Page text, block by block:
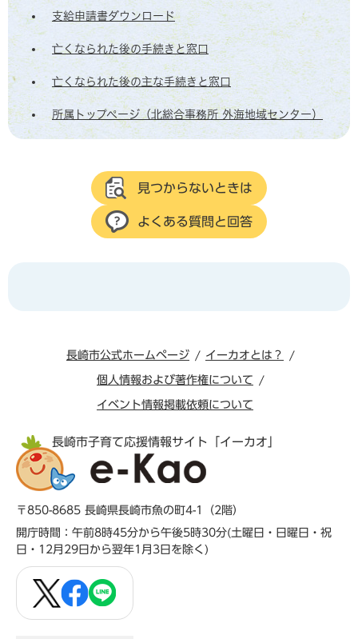
支給申請書ダウンロード
亡くなられた後の手続きと窓口
亡くなられた後の主な手続きと窓口
所属トップページ（北総合事務所 外海地域センター）
見つからないときは
よくある質問と回答
長崎市公式ホームページ イーカオとは？
個人情報および著作権について
イベント情報掲載依頼について
長崎市子育て応援情報サイト「イーカオ」
〒850-8685 長崎県長崎市魚の町4-1（2階）
開庁時間：午前8時45分から午後5時30分(土曜日・日曜日・祝
日・12月29日から翌年1月3日を除く)